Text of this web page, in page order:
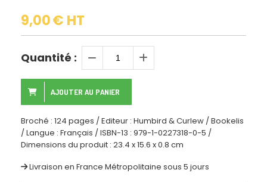
9,00€ HT
Quantité :
AJOUTER AU PANIER
Broché : 124 pages / Editeur : Humbird & Curlew / Bookelis
/ Langue : Français / ISBN-13 : 979-1-0227318-0-5 /
Dimensions du produit : 23.4 x 15.6 x 0.8 cm
Livraison en France Métropolitaine sous 5 jours